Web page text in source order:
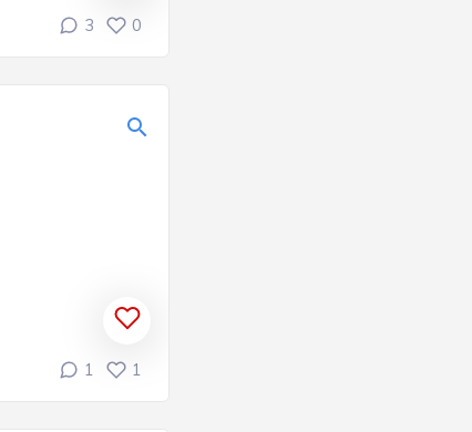
3 0
1 1